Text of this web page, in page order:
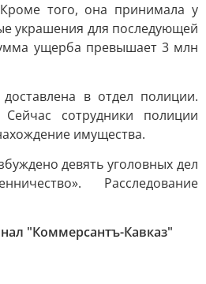
того, она принимала у
украшения для последующей
ущерба превышает 3 млн
в отдел полиции.
сотрудники полиции
имущества.
девять уголовных дел
Расследование
"Коммерсантъ-Кавказ"